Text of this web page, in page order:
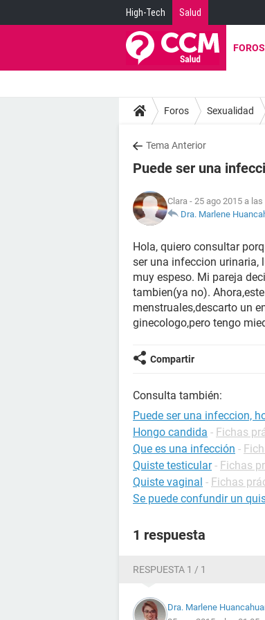
High-Tech Salud
FOROS
Foros Sexualidad
Tema Anterior
Puede ser una
Clara - 25 ago 2015 a las
Dra. Marlene
Hola, quiero consultar
ser una infeccion urinaria,
muy espeso. Mi pareja
tambien(ya no).
menstruales,descarto un
ginecologo,pero tengo
Compartir
Consulta también:
Puede ser una infeccion,
Hongo candida - Fichas
Que es una infección -
Quiste testicular - Fichas
Quiste vaginal - Fichas
Se puede confundir un
1 respuesta
RESPUESTA 1 / 1
Dra. Marlene